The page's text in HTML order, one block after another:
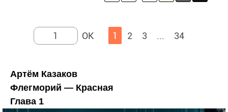
1 2 3 ... 34
Артём Казаков
Флегморий — Красная
Глава 1